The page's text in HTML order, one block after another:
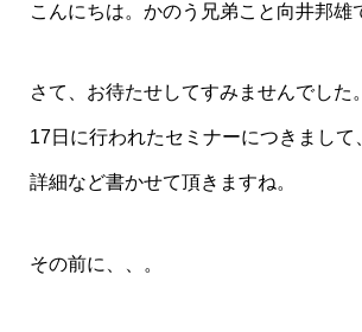
こんにちは。かのう兄弟こと向井邦雄
さて、お待たせしてすみませんでした。
17日に行われたセミナーにつきまして
詳細など書かせて頂きますね。
その前に、、。